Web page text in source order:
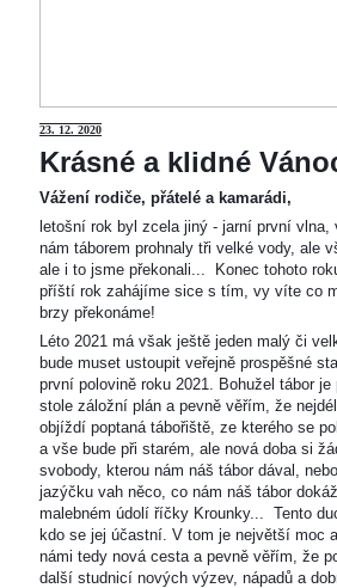
23. 12. 2020
Krásné a klidné
Vážení rodiče, přátelé a kamarádi,
letošní rok byl zcela jiný - jarní první
nám táborem prohnaly tři velké vody, ale
ale i to jsme překonali... Konec tohoto
příští rok zahájíme sice s tím, vy víte co
brzy překonáme!
Léto 2021 má však ještě jeden malý či
bude muset ustoupit veřejně prospěšné
první polovině roku 2021. Bohužel tábor
stole záložní plán a pevně věřím, že
objíždí poptaná tábořiště, ze kterého se
a vše bude při starém, ale nová doba si
svobody, kterou nám náš tábor dával,
jazýčku vah něco, co nám náš tábor
malebném údolí říčky Krounky... Tento
kdo se jej účastní. V tom je největší moc
námi tedy nová cesta a pevně věřím, že
další studnicí nových výzev, nápadů a